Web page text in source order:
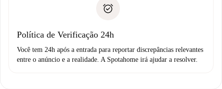
Débito direto bancário
não comunicar nenhum problema.
Política de Verificação 24h
Você tem 24h após a entrada para reportar discrepâncias relevantes
entre o anúncio e a realidade. A Spotahome irá ajudar a resolver.